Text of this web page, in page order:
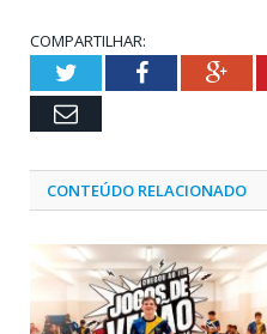
COMPARTILHAR:
TwitterFacebook
Email
CONTEÚDO RELACIONADO